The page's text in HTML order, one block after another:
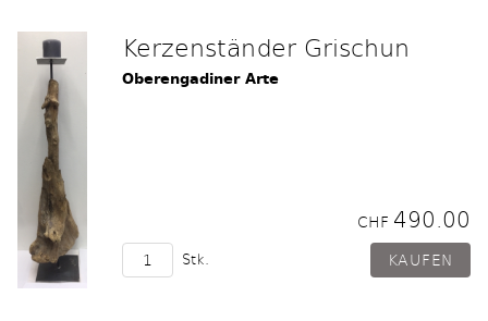
Kerzenständer Grischun
Oberengadiner Arte
CHF 490.00
Stk.